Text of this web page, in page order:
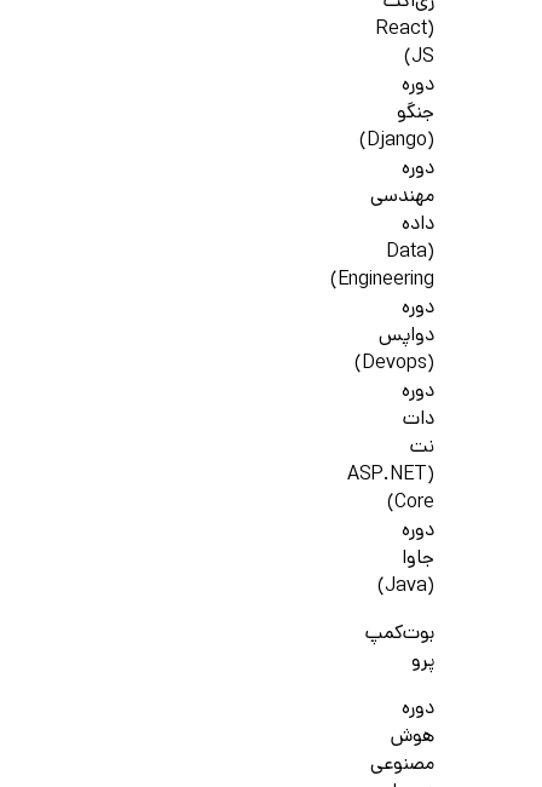
(React
JS)
دوره
جنگو
(Django)
دوره
مهندسی
داده
(Data
Engineering)
دوره
دواپس
(Devops)
دوره
دات
نت
(ASP.NET
Core)
دوره
جاوا
(Java)
بوت‌کمپ
پرو
دوره
هوش
مصنوعی